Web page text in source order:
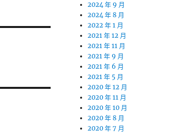
2024 年 9 月
2024 年 8 月
2022 年 1 月
2021 年 12 月
2021 年 11 月
2021 年 9 月
2021 年 6 月
2021 年 5 月
2020 年 12 月
2020 年 11 月
2020 年 10 月
2020 年 8 月
2020 年 7 月